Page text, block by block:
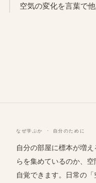
空気の変化を言葉で
なぜ学ぶか · 自分のために
自分の部屋に標本が増
らを集めているのか、
自覚できます。日常の